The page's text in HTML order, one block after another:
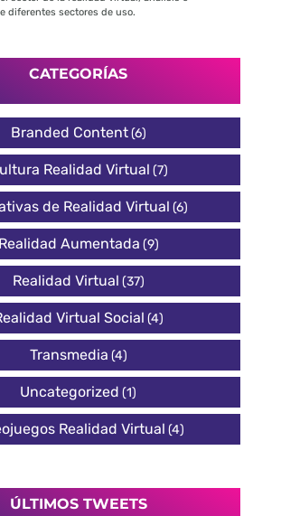
diferentes sectores de uso.
CATEGORÍAS
Branded Content(6)
Realidad Virtual (7)
de Realidad Virtual (6)
Realidad Aumentada (9)
Realidad Virtual (37)
Virtual Social (4)
Transmedia (4)
Uncategorized (1)
Realidad Virtual (4)
ÚLTIMOS TWEETS